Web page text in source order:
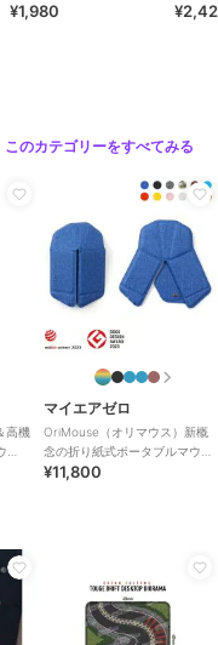
営業所（日本限定）
¥1,980
15th
このカテゴリーをすべてみる
高機
マイエアゼロ
OriMouse（オリマウス）新概
念の折り紙式ポータブルマウ
ス
¥11,800